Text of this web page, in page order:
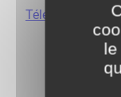
Téléchargez
le